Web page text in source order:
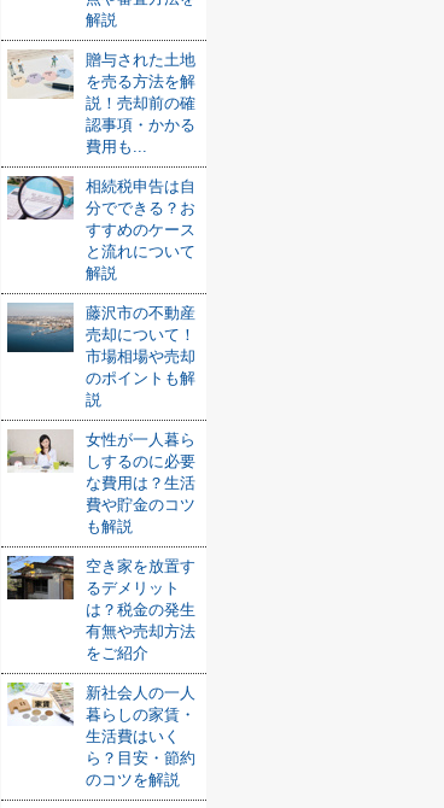
解説
贈与された土地
を売る方法を解
説！売却前の確
認事項・かかる
費用も...
相続税申告は自
分でできる？お
すすめのケース
と流れについて
解説
藤沢市の不動産
売却について！
市場相場や売却
のポイントも解
説
女性が一人暮ら
しするのに必要
な費用は？生活
費や貯金のコツ
も解説
空き家を放置す
るデメリット
は？税金の発生
有無や売却方法
をご紹介
新社会人の一人
暮らしの家賃・
生活費はいく
ら？目安・節約
のコツを解説